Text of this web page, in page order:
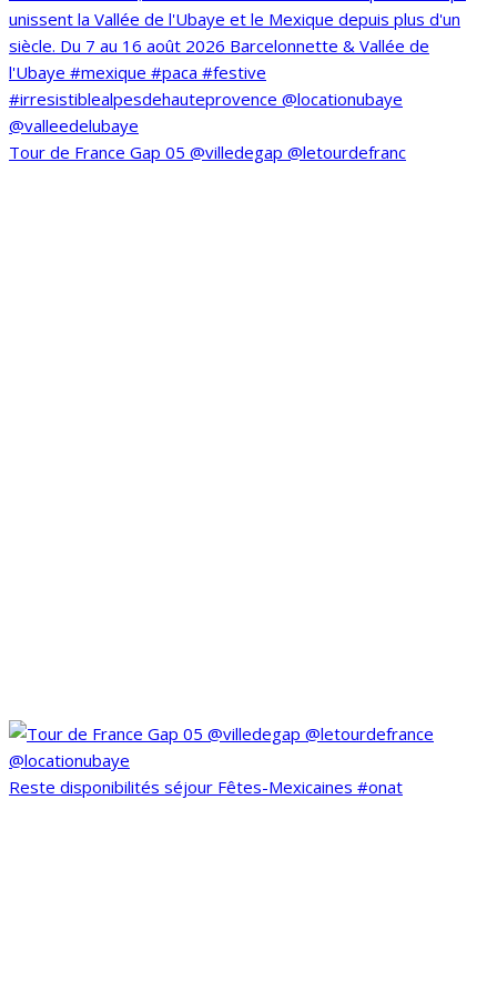
Tour de France Gap 05 @villedegap @letourdefranc
Reste disponibilités séjour Fêtes-Mexicaines #onat